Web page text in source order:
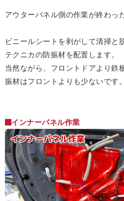
アウターパネル側の作業が終わっ
ビニールシートを剥がして清掃と
テクニカの防振材を配置します。
当然ながら、フロントドアより鉄
振材はフロントよりも少ないです。
インナーパネル作業